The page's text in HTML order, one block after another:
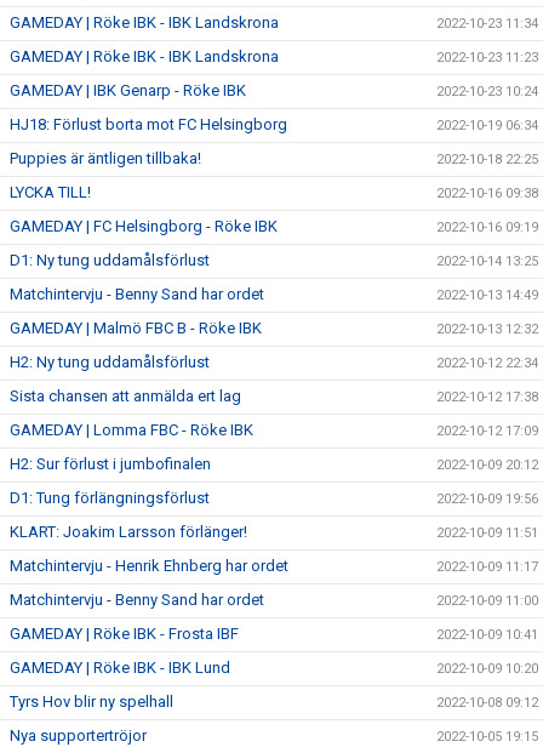
GAMEDAY | Röke IBK - IBK Landskrona 2022-10-23 11:34
GAMEDAY | Röke IBK - IBK Landskrona 2022-10-23 11:23
GAMEDAY | IBK Genarp - Röke IBK 2022-10-23 10:24
HJ18: Förlust borta mot FC Helsingborg 2022-10-19 06:34
Puppies är äntligen tillbaka! 2022-10-18 22:25
LYCKA TILL! 2022-10-16 09:38
GAMEDAY | FC Helsingborg - Röke IBK 2022-10-16 09:19
D1: Ny tung uddamålsförlust 2022-10-14 13:25
Matchintervju - Benny Sand har ordet 2022-10-13 14:49
GAMEDAY | Malmö FBC B - Röke IBK 2022-10-13 12:32
H2: Ny tung uddamålsförlust 2022-10-12 22:34
Sista chansen att anmälda ert lag 2022-10-12 17:38
GAMEDAY | Lomma FBC - Röke IBK 2022-10-12 17:09
H2: Sur förlust i jumbofinalen 2022-10-09 20:12
D1: Tung förlängningsförlust 2022-10-09 19:56
KLART: Joakim Larsson förlänger! 2022-10-09 11:51
Matchintervju - Henrik Ehnberg har ordet 2022-10-09 11:17
Matchintervju - Benny Sand har ordet 2022-10-09 11:00
GAMEDAY | Röke IBK - Frosta IBF 2022-10-09 10:41
GAMEDAY | Röke IBK - IBK Lund 2022-10-09 10:20
Tyrs Hov blir ny spelhall 2022-10-08 09:12
Nya supportertröjor 2022-10-05 19:15